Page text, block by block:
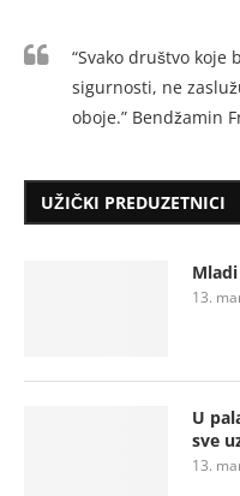
“Svako društvo koje
sigurnosti, ne
oboje.” Bendžamin
UŽIČKI PREDUZETNICI
13.
U
sve
13.